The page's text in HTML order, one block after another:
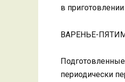
в
ВАРЕНЬЕ-
Подготовленные
периодически